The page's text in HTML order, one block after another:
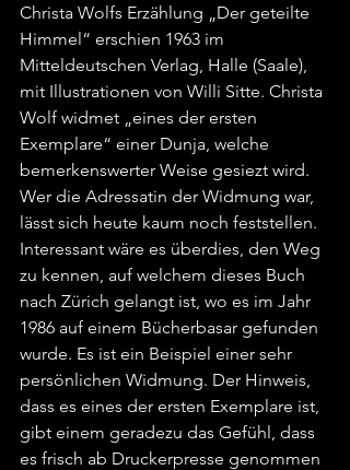
Christa Wolfs Erzählung „Der geteilte
Himmel“ erschien 1963 im
Mitteldeutschen Verlag, Halle (Saale),
mit Illustrationen von Willi Sitte. Christa
Wolf widmet „eines der ersten
Exemplare“ einer Dunja, welche
bemerkenswerter Weise gesiezt wird.
Wer die Adressatin der Widmung war,
lässt sich heute kaum noch feststellen.
Interessant wäre es überdies, den Weg
zu kennen, auf welchem dieses Buch
nach Zürich gelangt ist, wo es im Jahr
1986 auf einem Bücherbasar gefunden
wurde. Es ist ein Beispiel einer sehr
persönlichen Widmung. Der Hinweis,
dass es eines der ersten Exemplare ist,
gibt einem geradezu das Gefühl, dass
es frisch ab Druckerpresse genommen